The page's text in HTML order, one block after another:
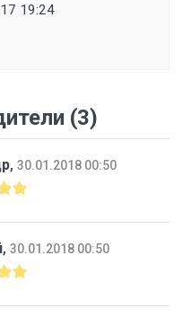
19:24
(3)
, 30.01.2018 00:50
, 30.01.2018 00:50